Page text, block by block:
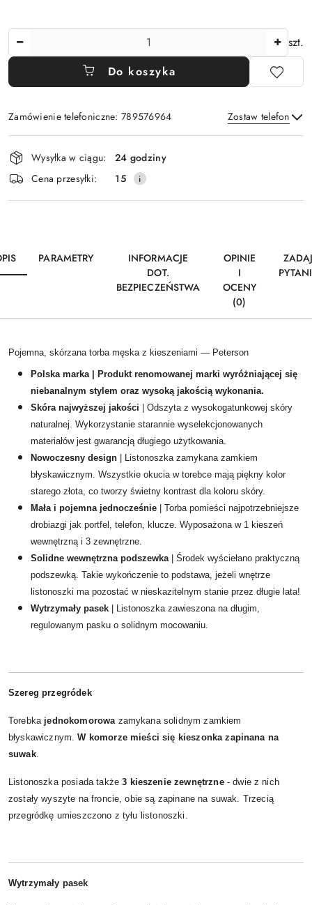
szt.
Do koszyka
Zamówienie telefoniczne: 789576964 Zostaw telefon
Wyślij
Dostępność
i
dostawa
Wysyłka w ciągu:
24 godziny
Cena przesyłki:
15
PARAMETRY
INFORMACJE
DOT.
BEZPIECZEŃSTWA
OPINIE
I
OCENY
(0)
Pojemna, skórzana torba męska z kieszeniami — Peterson
Polska marka | Produkt renomowanej marki wyróżniającej się
niebanalnym stylem oraz wysoką jakością wykonania.
Skóra najwyższej jakości
| Odszyta z wysokogatunkowej skóry
naturalnej. Wykorzystanie starannie wyselekcjonowanych
materiałów jest gwarancją długiego użytkowania.
Nowoczesny design
| Listonoszka zamykana zamkiem
błyskawicznym. Wszystkie okucia w torebce mają piękny kolor
starego złota, co tworzy świetny kontrast dla koloru skóry.
Mała i pojemna jednocześnie | Torba pomieści najpotrzebniejsze
drobiazgi jak portfel, telefon, klucze. Wyposażona w 1 kieszeń
wewnętrzną i 3 zewnętrzne.
Solidne wewnętrzna podszewka
| Środek wyściełano praktyczną
podszewką. Takie wykończenie to podstawa, jeżeli wnętrze
listonoszki ma pozostać w nieskazitelnym stanie przez długie lata!
Wytrzymały pasek
Listonoszka zawieszona na długim,
regulowanym pasku o solidnym mocowaniu.
Szereg przegródek
Torebka jednokomorowazamykana solidnym zamkiem
błyskawicznym.W komorze mieści się kieszonka zapinana na
suwak.
Listonoszka posiada także3 kieszenie zewnętrzne- dwie z nich
zostały wyszyte na froncie, obie są zapinane na suwak. Trzecią
przegródkę umieszczono z tyłu listonoszki.
Wytrzymały pasek